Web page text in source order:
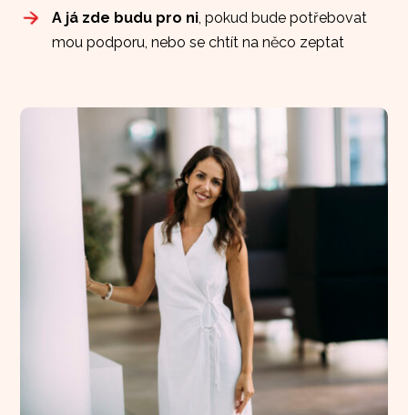
A já zde budu pro ni, pokud bude potřebovat
mou podporu, nebo se chtít na něco zeptat